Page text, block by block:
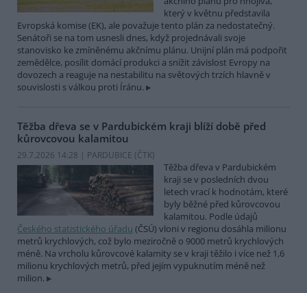
který v květnu představila
Evropská komise (EK), ale považuje tento plán za nedostatečný.
Senátoři se na tom usnesli dnes, když projednávali svoje
stanovisko ke zmíněnému akčnímu plánu. Unijní plán má podpořit
zemědělce, posílit domácí produkci a snížit závislost Evropy na
dovozech a reaguje na nestabilitu na světových trzích hlavně v
souvislosti s válkou proti Íránu.
Těžba dřeva se v Pardubickém kraji blíží době před
kůrovcovou kalamitou
29.7.2026 14:28 | PARDUBICE (ČTK)
Těžba dřeva v Pardubickém
kraji se v posledních dvou
letech vrací k hodnotám, které
byly běžné před kůrovcovou
kalamitou. Podle údajů
Českého statistického úřadu (ČSÚ) vloni v regionu dosáhla milionu
metrů krychlových, což bylo meziročně o 9000 metrů krychlových
méně. Na vrcholu kůrovcové kalamity se v kraji těžilo i více než 1,6
milionu krychlových metrů, před jejím vypuknutím méně než
milion.